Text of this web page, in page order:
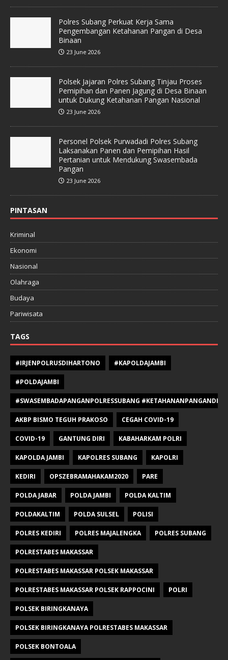
Polres Subang Perkuat Kerja Sama
Pengembangan Ketahanan Pangan di Desa
Binaan
23 June 2026
Polsek Jajaran Polres Subang Tinjau Proses
Pemipihan dan Panen Jagung di Desa Binaan
untuk Dukung Ketahanan Pangan Nasional
23 June 2026
Personel Polsek Purwadadi Polres Subang
Laksanakan Panen dan Pemipihan Hasil
Pertanian untuk Mendukung Swasembada
Pangan
23 June 2026
PINTASAN
Kriminal
Ekonomi
Nasional
Olahraga
Budaya
Pariwisata
TAGS
#IRJENPOLRUSDIHARTONO #KAPOLDAJAMBI
#POLDAJAMBI
#SWASEMBADAPANGANPOLRESSUBANG
AKBP BISMO TEGUH PRAKOSO CEGAH COVID-19
COVID-19 GANTUNG DIRI KABAHARKAM POLRI
KAPOLDA JAMBI KAPOLRES SUBANG KAPOLRI
KEDIRI OPSZEBRAMAHAKAM2020 PARE
POLDA JABAR POLDA JAMBI POLDA KALTIM
POLDAKALTIM POLDA SULSEL POLISI
POLRES KEDIRI POLRES MAJALENGKA POLRES SUBANG
POLRESTABES MAKASSAR
POLRESTABES MAKASSAR POLSEK MAKASSAR
POLRESTABES MAKASSAR POLSEK RAPPOCINI POLRI
POLSEK BIRINGKANAYA
POLSEK BIRINGKANAYA POLRESTABES MAKASSAR
POLSEK BONTOALA